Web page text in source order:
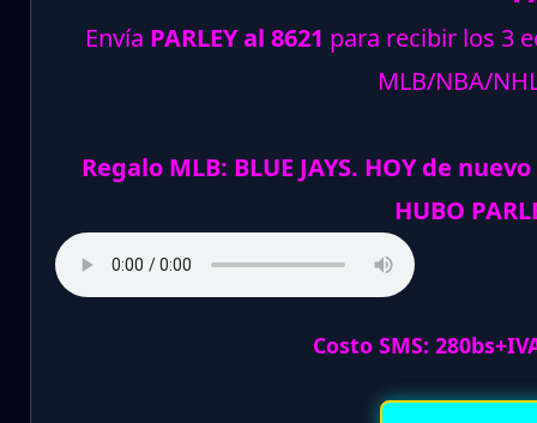
Envía PARLEY al 8621 para recibir los 3
MLB/NBA/
Regalo MLB: BLUE JAYS. HOY de
HUBO
Costo SMS: